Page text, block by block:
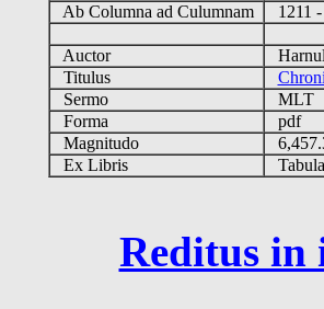
Ab Columna ad Culumnam
1211
Auctor
Titulus
Sermo
MLT
Forma
pdf
Magnitudo
Ex Libris
Reditus in